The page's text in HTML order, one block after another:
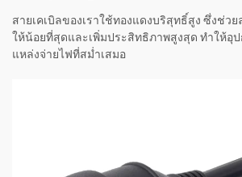
สายเคเบิลของเราใช้ทองแดงบริสุทธิ์สูง ซึ่งช่ว
ให้น้อยที่สุดและเพิ่มประสิทธิภาพสูงสุด ทำให้อุ
แหล่งจ่ายไฟที่สม่ำเสมอ